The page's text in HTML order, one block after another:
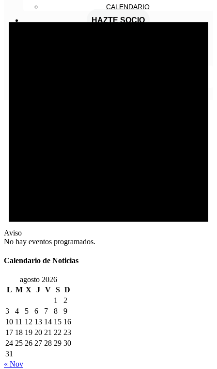
CALENDARIO
HAZTE SOCIO
Aviso
No hay eventos programados.
Calendario de Noticias
agosto 2026
L M X J V S D
1
2
3
4 5 6 7 8
9
10 11 12 13 14 15 16
17 18 19 20 21 22 23
24 25 26 27 28 29 30
31
« Nov